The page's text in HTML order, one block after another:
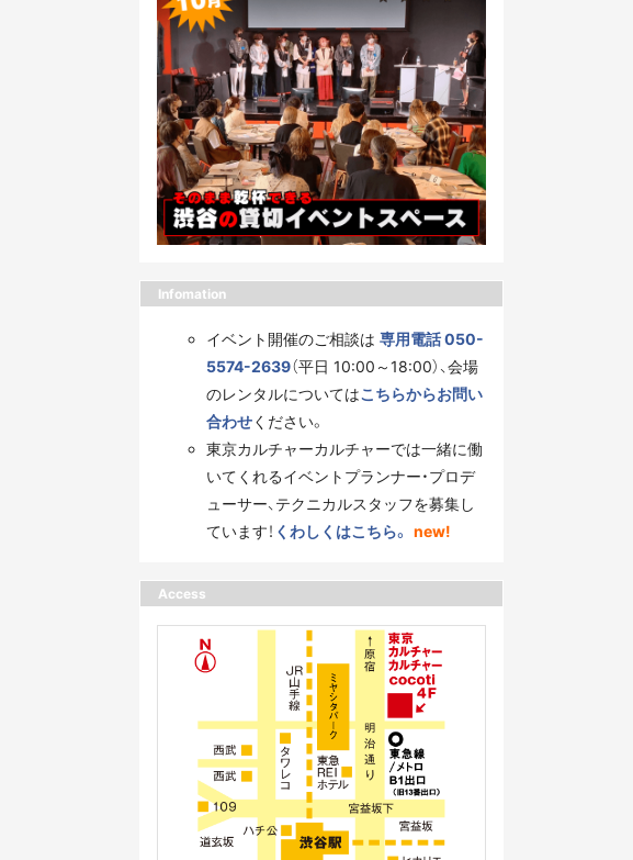
Infomation
イベント開催のご相談は 専用電話 050-
5574-2639（平日 10:00～18:00）、会場
のレンタルについてはこちらからお問い
合わせください。
東京カルチャーカルチャーでは一緒に働
いてくれるイベントプランナー・プロデ
ューサー、テクニカルスタッフを募集し
ています！ くわしくはこちら。 new!
Access